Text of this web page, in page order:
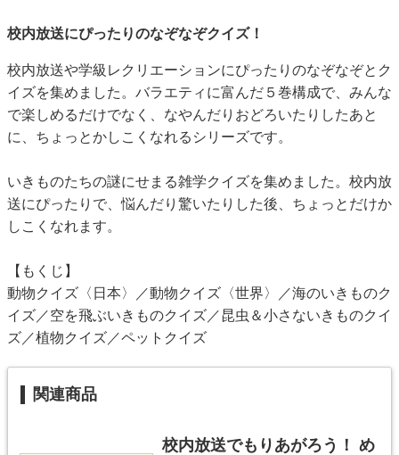
校内放送にぴったりのなぞなぞクイズ！
校内放送や学級レクリエーションにぴったりのなぞなぞとク
イズを集めました。バラエティに富んだ５巻構成で、みんな
で楽しめるだけでなく、なやんだりおどろいたりしたあと
に、ちょっとかしこくなれるシリーズです。
いきものたちの謎にせまる雑学クイズを集めました。校内放
送にぴったりで、悩んだり驚いたりした後、ちょっとだけか
しこくなれます。
【もくじ】
動物クイズ〈日本〉／動物クイズ〈世界〉／海のいきものク
イズ／空を飛ぶいきものクイズ／昆虫＆小さないきものクイ
ズ／植物クイズ／ペットクイズ
関連商品
校内放送でもりあがろう！ め